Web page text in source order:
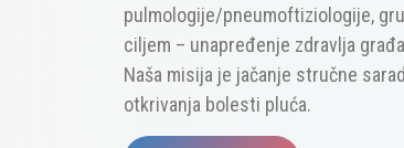
pulmologije/pneumoftiziologije,
ciljem – unapređenje zdravlja
Naša misija je jačanje stručne
otkrivanja bolesti pluća.